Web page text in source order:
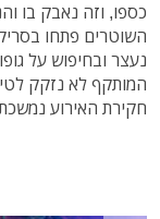
כספו, וזה נאבק בו
נעצר ובחיפוש על
המותקף לא נזקק
חקירת האירוע